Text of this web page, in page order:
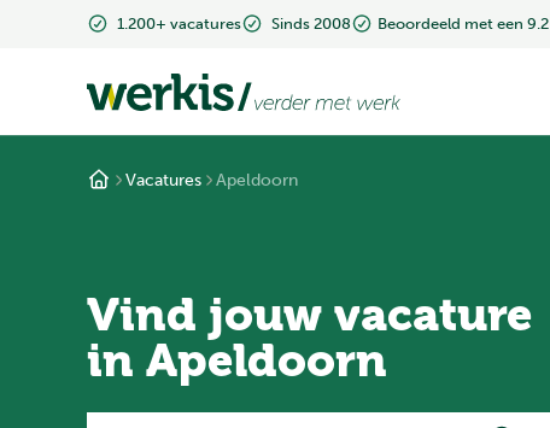
1.200+ vacatures Sinds 2008 Beoordeeld met een 9.2
Vacatures Apeldoorn
Vind jouw vacature
in Apeldoorn